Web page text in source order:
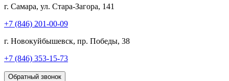
г. Самара, ул. Стара-Загора, 141
+7 (846) 201-00-09
г. Новокуйбышевск, пр. Победы, 38
+7 (846) 353-15-73
Обратный звонок